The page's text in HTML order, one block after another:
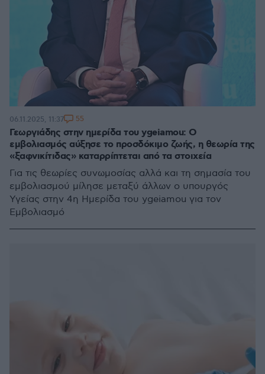
Γεωργιάδης στην ημερίδα του ygeiamou: Ο
εμβολιασμός αύξησε το προσδόκιμο ζωής, η θεωρία της
«ξαφνικίτιδας» καταρρίπτεται από τα στοιχεία
Για τις θεωρίες συνωμοσίας αλλά και τη σημασία του
εμβολιασμού μίλησε μεταξύ άλλων ο υπουργός
Υγείας στην 4η Ημερίδα του ygeiamou για τον
Εμβολιασμό
06.11.2025, 11:37 55